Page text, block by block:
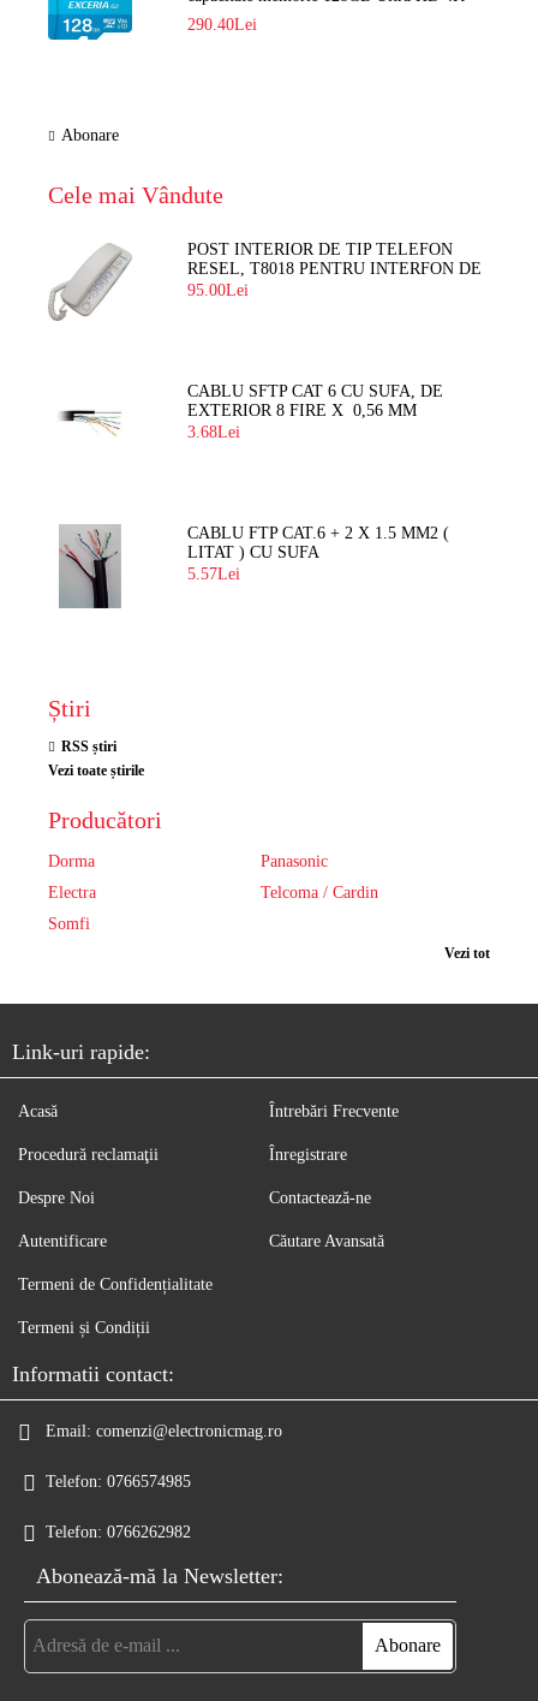
LMEX2L128GG2
290.40Lei
Abonare
Cele mai Vândute
POST INTERIOR DE TIP TELEFON
RESEL, T8018 PENTRU INTERFON DE
BLOC
95.00Lei
CABLU SFTP CAT 6 CU SUFA, DE
EXTERIOR 8 FIRE X 0,56 MM
3.68Lei
CABLU FTP CAT.6 + 2 X 1.5 MM2 (
LITAT ) CU SUFA
5.57Lei
Știri
RSS știri
Vezi toate știrile
Producători
Dorma
Panasonic
Electra
Telcoma / Cardin
Somfi
Vezi tot
Link-uri rapide:
Acasă
Procedură reclamaţii
Despre Noi
Autentificare
Întrebări Frecvente
Înregistrare
Contactează-ne
Căutare Avansată
Termeni de Confidențialitate
Termeni și Condiții
Informatii contact:
Email: comenzi@electronicmag.ro
Telefon: 0766574985
Telefon: 0766262982
Abonează-mă la Newsletter: